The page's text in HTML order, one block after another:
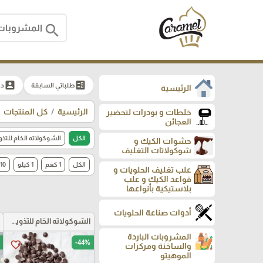
search
الرئيسية
خلطات و بودرات لتحضير
العجائن
حشوات الكيك و
شوكولاتات التغليف
علب تغليف الحلويات و
قواعد الكيك و علب
بلاستيكية بأنواعها
أدوات صناعة الحلويات
المشروبات الباردة
والساخنة ومركزات
الموهيتو
ballotطلباتي السابقة account_box
الرئيسية كل المنتجات
الكل الشوكولاته الخام
الكل 1 كغم 1 كيلو 10 كغم
الشوكولاته الخام للتذويب بأنواعها
favorite_border -44%